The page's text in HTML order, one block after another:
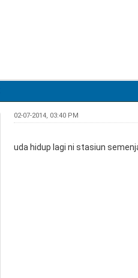
02-07-2014, 03:40 PM
uda hidup lagi ni stasiun